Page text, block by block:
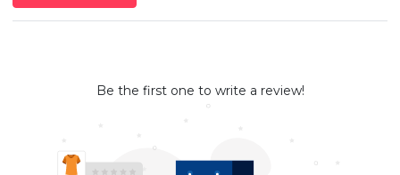
Be the first one to write a review!